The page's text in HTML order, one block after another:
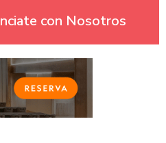
con Nosotros